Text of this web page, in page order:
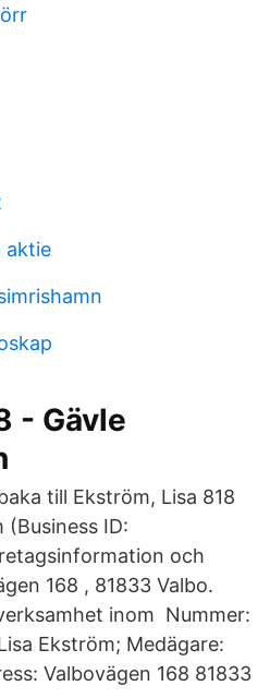
aktie
- Gävle
till Ekström, Lisa 818
(Business ID:
och
168 , 81833 Valbo.
inom Nummer:
Ekström; Medägare:
Valbovägen 168 81833